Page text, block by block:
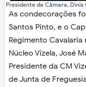
Presidente da Câmara,
As condecorações
Santos Pinto, e o
Regimento Cavalaria
Núcleo Vizela, José
Presidente da CM
de Junta de